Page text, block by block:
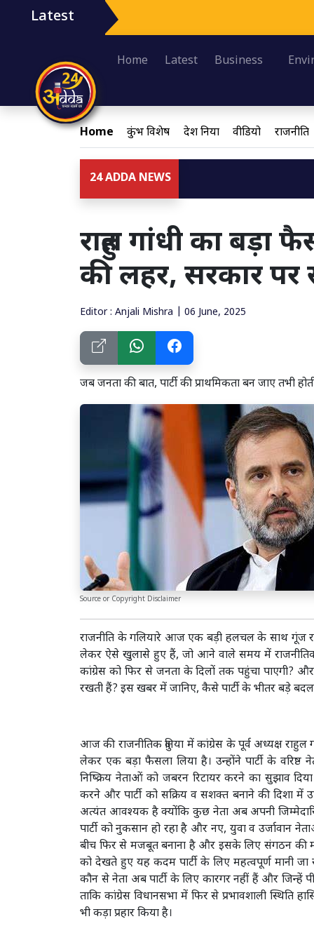
Latest
Home Latest Business
Home कुंभ विशेष देश दुनिया वीडियो राजनीति
24 ADDA NEWS
राहुल गांधी का बड़ा
की लहर, सरकार पर
Editor : Anjali Mishra | 06 June, 2025
जब जनता की बात, पार्टी की प्राथमिकता बन जाए तभी
Source or Copyright Disclaimer
राजनीति के गलियारे आज एक बड़ी हलचल के साथ गूंज
लेकर ऐसे खुलासे हुए हैं, जो आने वाले समय में
कांग्रेस को फिर से जनता के दिलों तक पहुंचा पाएगी?
रखती हैं? इस खबर में जानिए, कैसे पार्टी के भीतर बड़े
आज की राजनीतिक दुनिया में कांग्रेस के पूर्व अध्यक्ष
लेकर एक बड़ा फैसला लिया है। उन्होंने पार्टी के
निष्क्रिय नेताओं को जबरन रिटायर करने का सुझाव
करने और पार्टी को सक्रिय व सशक्त बनाने की दिशा में
अत्यंत आवश्यक है क्योंकि कुछ नेता अब अपनी
पार्टी को नुकसान हो रहा है और नए, युवा व उर्जावान
बीच फिर से मजबूत बनाना है और इसके लिए संगठन की
को देखते हुए यह कदम पार्टी के लिए महत्वपूर्ण मानी जा
कौन से नेता अब पार्टी के लिए कारगर नहीं हैं और जिन्हें
ताकि कांग्रेस विधानसभा में फिर से प्रभावशाली स्थिति
भी कड़ा प्रहार किया है।